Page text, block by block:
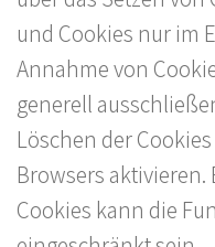
und Cookies nur im
Annahme von
generell
Löschen der
Browsers aktivieren.
Cookies kann die